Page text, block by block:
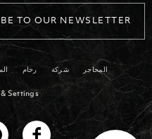
TO OUR NEWSLETTER
المحاجر شركة رخام
Settings